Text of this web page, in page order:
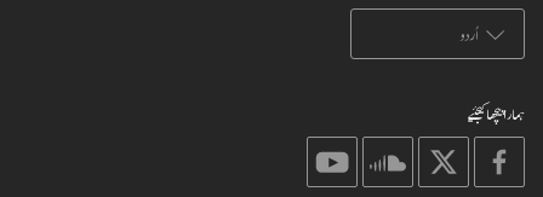
ہمارا پیچھا کیجئیے
on
facebook
on
on
soundcloud
on